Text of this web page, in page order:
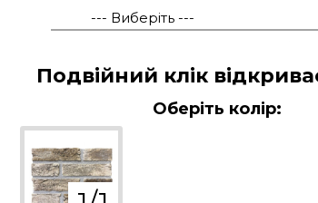
Подвійний клік
Оберіть колір: